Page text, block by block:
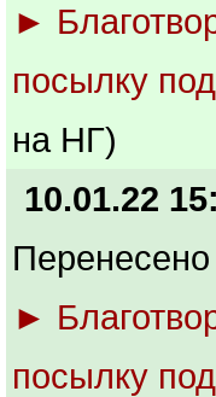
►
посылку
на НГ)
10.01.22
Перенесено
►
посылку